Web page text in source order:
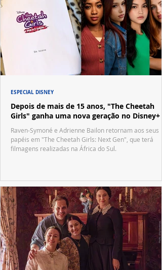
Depois de mais de 15 anos, "The Cheetah
Girls" ganha uma nova geração no Disney+
Raven-Symoné e Adrienne Bailon retornam aos seus
papéis em "The Cheetah Girls: Next Gen", que terá
filmagens realizadas na África do Sul.
ESPECIAL DISNEY